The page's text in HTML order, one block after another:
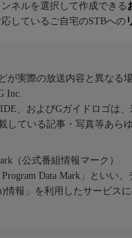
ネルを選択して作成できる
しているご自宅のSTBへの
が実際の放送内容と異なる
Inc.
、およびGガイドロゴは
している記事・写真等あら
（公式番組情報マーク）
Data Mark」といい
情報」を利用したサービス